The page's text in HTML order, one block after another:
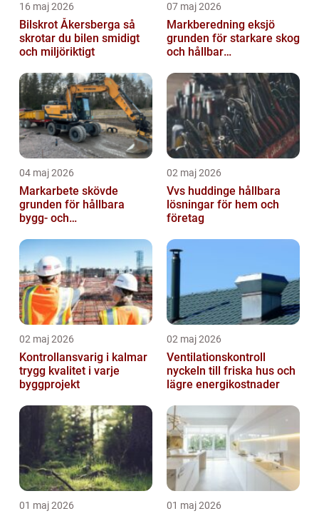
16 maj 2026
Bilskrot Åkersberga så
skrotar du bilen smidigt
och miljöriktigt
07 maj 2026
Markberedning eksjö
grunden för starkare skog
och hållbar
04 maj 2026
Markarbete skövde
grunden för hållbara
bygg- och
02 maj 2026
Vvs huddinge hållbara
lösningar för hem och
företag
02 maj 2026
Kontrollansvarig i kalmar
trygg kvalitet i varje
byggprojekt
02 maj 2026
Ventilationskontroll
nyckeln till friska hus och
lägre energikostnader
01 maj 2026 01 maj 2026